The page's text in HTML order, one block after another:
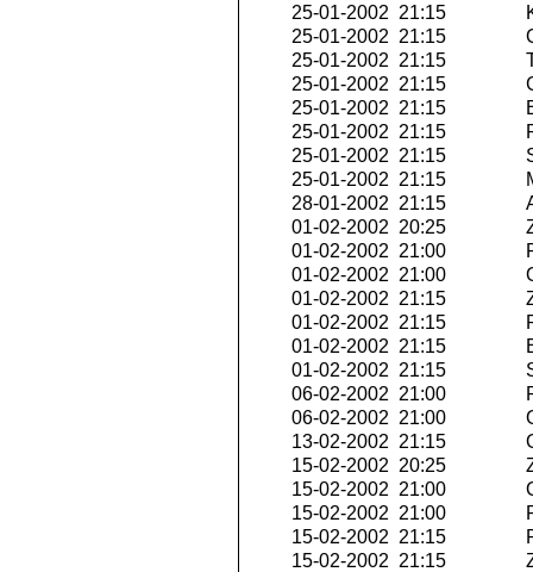
25-01-2002 21:15
25-01-2002 21:15
25-01-2002 21:15
25-01-2002 21:15
25-01-2002 21:15
25-01-2002 21:15
25-01-2002 21:15
25-01-2002 21:15
28-01-2002 21:15
01-02-2002 20:25
01-02-2002 21:00
01-02-2002 21:00
01-02-2002 21:15
01-02-2002 21:15
01-02-2002 21:15
01-02-2002 21:15
06-02-2002 21:00
06-02-2002 21:00
13-02-2002 21:15
15-02-2002 20:25
15-02-2002 21:00
15-02-2002 21:00
15-02-2002 21:15
15-02-2002 21:15